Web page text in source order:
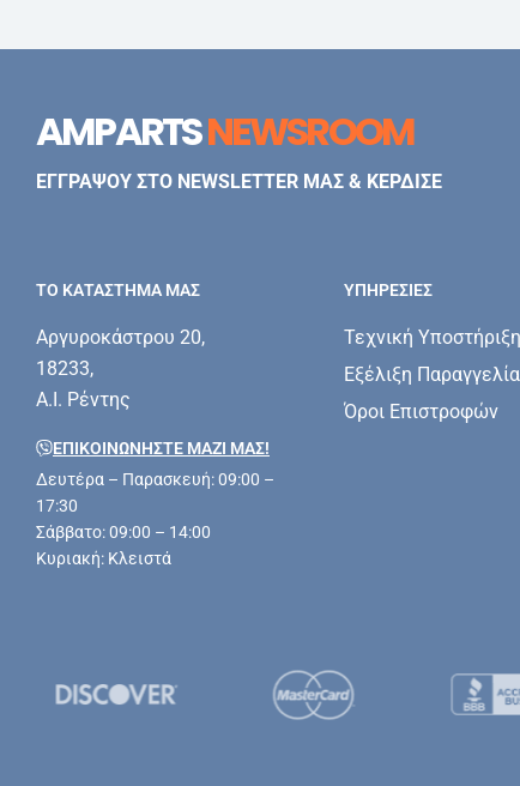
AMPARTSNEWSROOM
ΕΓΓΡΑΨΟΥ ΣΤΟ NEWSLETTER ΜΑΣ & ΚΕΡΔΙΣΕ
ΤΟ ΚΑΤΑΣΤΗΜΑ ΜΑΣ
Αργυροκάστρου 20,
18233,
Α.Ι. Ρέντης
ΕΠΙΚΟΙΝΩΝΗΣΤΕ ΜΑΖΊ ΜΑΣ!
Δευτέρα – Παρασκευή: 09:00 –
17:30
Σάββατο: 09:00 – 14:00
Κυριακή: Κλειστά
ΥΠΗΡΕΣΊΕΣ
Τεχνική Υποστήριξη
Εξέλιξη
Όροι Επιστροφών